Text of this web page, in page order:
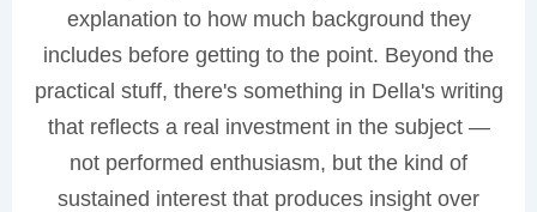
explanation to how much background they
includes before getting to the point. Beyond the
practical stuff, there's something in Della's writing
that reflects a real investment in the subject —
not performed enthusiasm, but the kind of
sustained interest that produces insight over